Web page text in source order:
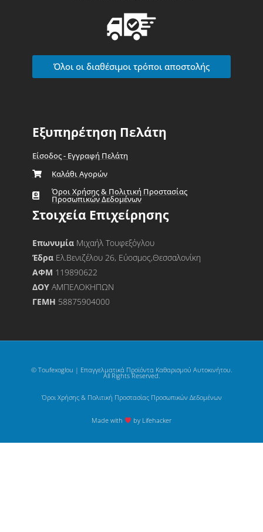
Όλοι οι διαθέσιμοι τρόποι αποστολής
Εξυπηρέτηση Πελάτη
Είσοδος - Εγγραφή Πελάτη
Καλάθι Αγορών
Όροι Χρήσης & Πολιτική Προστασίας
Προσωπικών Δεδομένων
Στοιχεία Επιχείρησης
Επωνυμία Μιχαήλ Τουφεξόγλου
Έδρα Ελ.Βενιζέλου 26, Εύοσμος,Θεσσαλονίκη
ΑΦΜ 119890622
ΔΟΥΑΜΠΕΛΟΚΗΠΩΝ
ΓΕΜΗ 58875904000
© Toufexoglou | Επαγγελματικά Προϊόντα Καθαρισμού Αυτοκινήτου.
All Rights Reserved.
Όροι Χρήσης & Πολιτική Προστασίας Προσωπικών Δεδομένων
Made with by Lifehacker